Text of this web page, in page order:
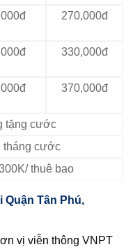
270,000đ
330,000đ
370,000đ
tặng cước
tháng cước
thuê bao
Quận Tân Phú,
vị viễn thông VNPT